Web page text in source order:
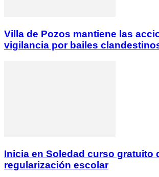
Villa de Pozos mantiene las
vigilancia por bailes
Inicia en Soledad curso gratuito
regularización escolar